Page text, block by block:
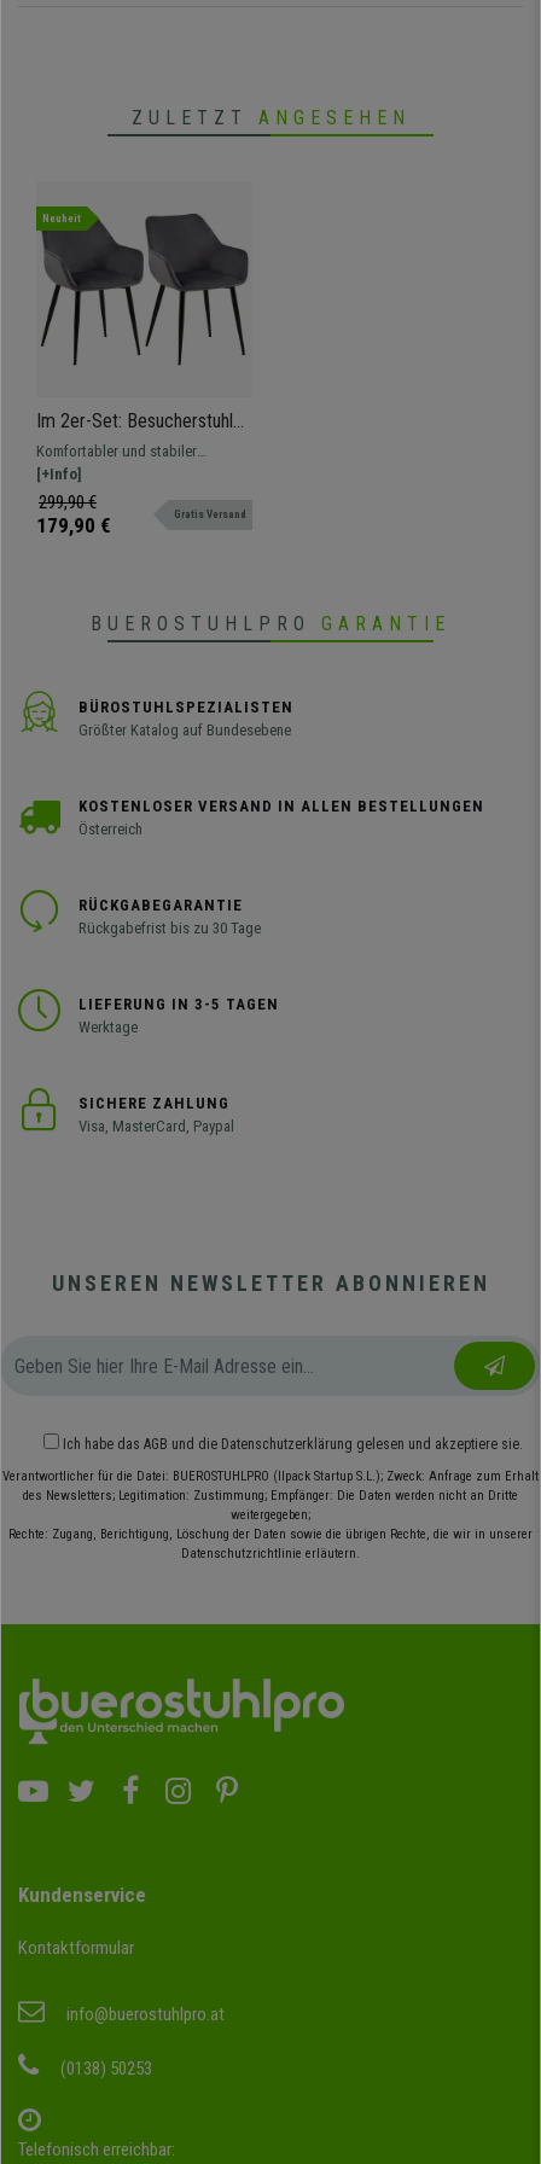
ZULETZT ANGESEHEN
Neuheit
Im 2er-Set: Besucherstuhl
MAYA SAMT, schwarzes
Metallgestell, Samtbezug,
Farbe Dunkelgrau
Komfortabler und stabiler
Gästestuhl mit Metallgestell und
weichem Samtbezug.
[+Info]
299,90 €
179,90 € Gratis Versand
BUEROSTUHLPRO GARANTIE
BÜROSTUHLSPEZIALISTEN
Größter Katalog auf Bundesebene
KOSTENLOSER VERSAND IN ALLEN BESTELLUNGEN
Österreich
RÜCKGABEGARANTIE
Rückgabefrist bis zu 30 Tage
LIEFERUNG IN 3-5 TAGEN
Werktage
SICHERE ZAHLUNG
Visa, MasterCard, Paypal
UNSEREN NEWSLETTER ABONNIEREN
Ich habe das AGB und die Datenschutzerklärung gelesen und akzeptiere sie.
Verantwortlicher für die Datei: BUEROSTUHLPRO (Ilpack Startup S.L.); Zweck: Anfrage zum Erhalt
des Newsletters; Legitimation: Zustimmung; Empfänger: Die Daten werden nicht an Dritte
weitergegeben;
Rechte: Zugang, Berichtigung, Löschung der Daten sowie die übrigen Rechte, die wir in unserer
Datenschutzrichtlinie erläutern.
Kundenservice
Kontaktformular
info@buerostuhlpro.at
(0138) 50253
Telefonisch erreichbar: